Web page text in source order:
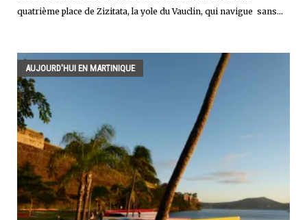
quatrième place de Zizitata, la yole du Vauclin, qui navigue sans...
AUJOURD'HUI EN MARTINIQUE